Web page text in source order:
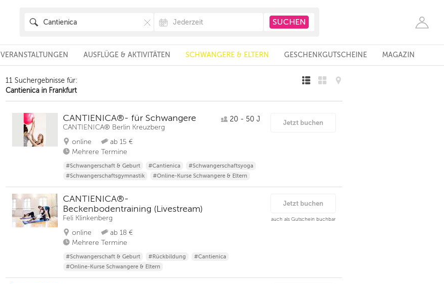
VERANSTALTUNGEN AUSFLÜGE & AKTIVITÄTEN SCHWANGERE & ELTERN GESCHENKGUTSCHEINE MAGAZIN
11 Suchergebnisse für:
Cantienica in Frankfurt
CANTIENICA®- für Schwangere
CANTIENICA® Berlin Kreuzberg
online
ab 15 €
Mehrere Termine
20 - 50 J
#Schwangerschaft & Geburt #Cantienica
#Schwangerschaftsyoga
#Schwangerschaftsgymnastik
#Online-Kurse Schwangere & Eltern
Jetzt buchen
CANTIENICA®-
Beckenbodentraining (Livestream)
Feli Klinkenberg
online
ab 18 €
Mehrere Termine
#Schwangerschaft & Geburt #Rückbildung
#Cantienica
#Online-Kurse Schwangere & Eltern
Jetzt buchen
auch als Gutschein buchbar